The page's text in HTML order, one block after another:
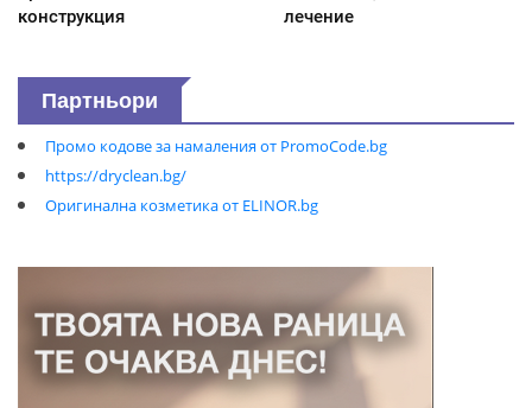
конструкция
лечение
Партньори
Промо кодове за намаления от PromoCode.bg
https://dryclean.bg/
Оригинална козметика от ELINOR.bg